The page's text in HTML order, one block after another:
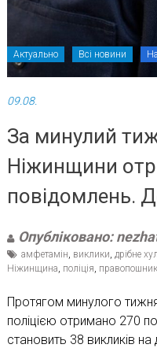
Актуально Всі новини
09.08.
За минулий
Ніжинщини
повідомлень.
Опубліковано:
амфетамін виклики дрібне
Ніжинщина поліція
Протягом минулого
поліцією отримано 270
становить 38 викликів